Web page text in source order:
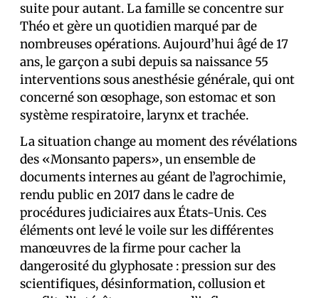
suite pour autant. La famille se concentre sur
Théo et gère un quotidien marqué par de
nombreuses opérations. Aujourd’hui âgé de 17
ans, le garçon a subi depuis sa naissance 55
interventions sous anesthésie générale, qui ont
concerné son œsophage, son estomac et son
système respiratoire, larynx et trachée.
La situation change au moment des révélations
des «Monsanto papers», un ensemble de
documents internes au géant de l’agrochimie,
rendu public en 2017 dans le cadre de
procédures judiciaires aux États-Unis. Ces
éléments ont levé le voile sur les différentes
manœuvres de la firme pour cacher la
dangerosité du glyphosate : pression sur des
scientifiques, désinformation, collusion et